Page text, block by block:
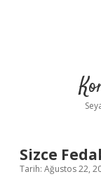
Sizce
Tarih: Ağustos 22,